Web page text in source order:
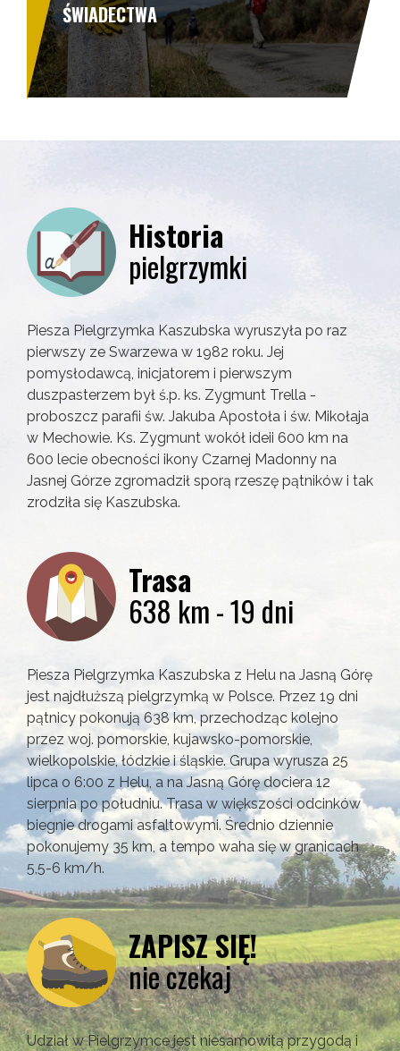
ŚWIADECTWA
Historia
pielgrzymki
Piesza Pielgrzymka Kaszubska wyruszyła po raz
pierwszy ze Swarzewa w 1982 roku. Jej
pomysłodawcą, inicjatorem i pierwszym
duszpasterzem był ś.p. ks. Zygmunt Trella -
proboszcz parafii św. Jakuba Apostoła i św. Mikołaja
w Mechowie. Ks. Zygmunt wokół ideii 600 km na
600 lecie obecności ikony Czarnej Madonny na
Jasnej Górze zgromadził sporą rzeszę pątników i tak
zrodziła się Kaszubska.
Trasa
638 km - 19 dni
Piesza Pielgrzymka Kaszubska z Helu na Jasną Górę
jest najdłuższą pielgrzymką w Polsce. Przez 19 dni
pątnicy pokonują 638 km, przechodząc kolejno
przez woj. pomorskie, kujawsko-pomorskie,
wielkopolskie, łódzkie i śląskie. Grupa wyrusza 25
lipca o 6:00 z Helu, a na Jasną Górę dociera 12
sierpnia po południu. Trasa w większości odcinków
biegnie drogami asfaltowymi. Średnio dziennie
pokonujemy 35 km, a tempo waha się w granicach
5,5-6 km/h.
ZAPISZ SIĘ!
nie czekaj
Udział w Pielgrzymce jest niesamowitą przygodą i